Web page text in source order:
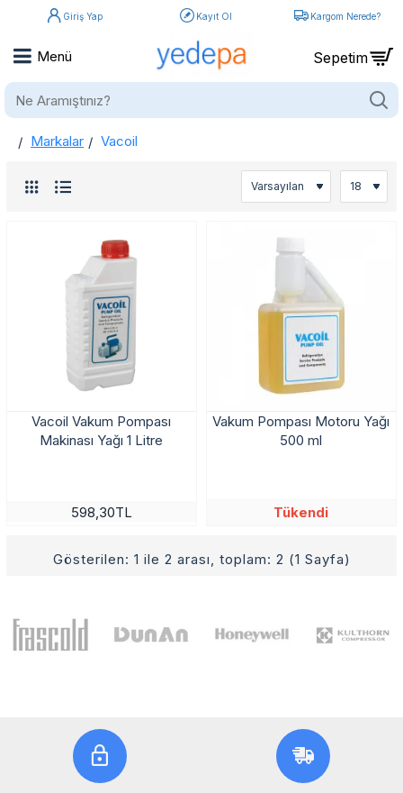
Giriş Yap Kayıt Ol Kargom Nerede?
Ne
home
Markalar Vacoil
Vacoil Vakum Pompası
Makinası Yağı 1 Litre
598,30TL
Vakum Pompası Motoru Yağı
500 ml
Tükendi
Gösterilen: 1 ile 2 arası, toplam: 2 (1 Sayfa)